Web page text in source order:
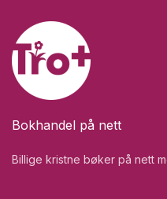
Bokhandel på nett
Billige kristne bøker på nett